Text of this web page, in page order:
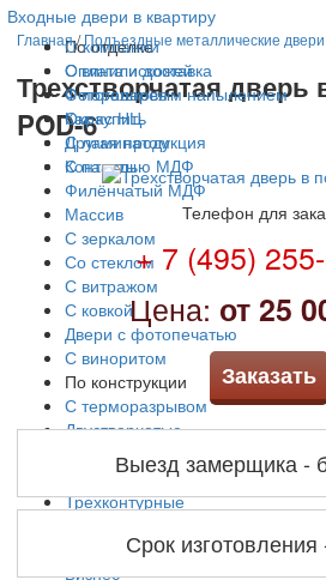
Входные двери в квартиру
По отделке
С винилискожей
С порошковым напылением
Окрас НЦ
С ламинатом
С панелью МДФ
Филёнчатый МДФ
Массив
С зеркалом
Со стеклом
С витражом
С ковкой
Двери с фотопечатью
С виноритом
По конструкции
С терморазрывом
Двустворчатые
Арочные
Решетчатые
Трехконтурные
Бизнес
О компании
Оплата и доставка
Фотогалерея
Как купить
Другая продукция
Контакты
Главная/ Подъездные металлические двери
Трехстворчатая дверь
POD-6
Телефон для
+ 7 (495)
Цена: от 25
Заказать
Выезд замерщика -
Срок